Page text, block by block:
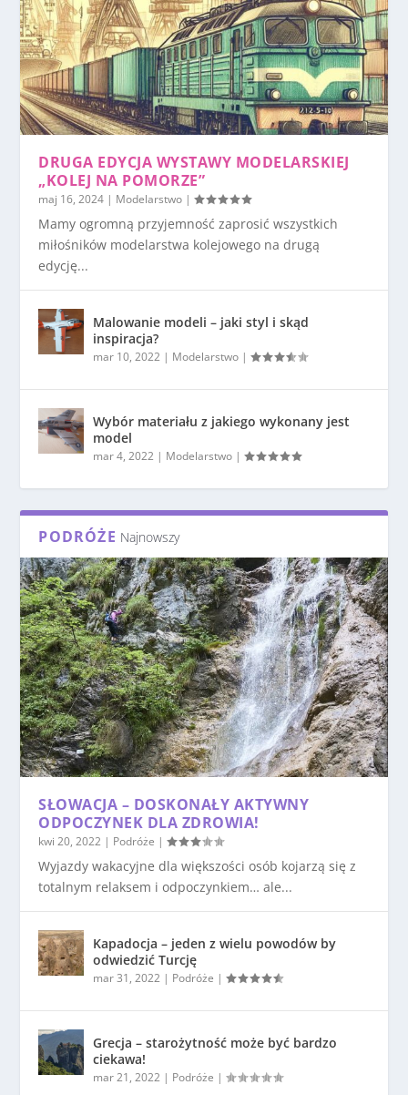
DRUGA EDYCJA WYSTAWY MODELARSKIEJ
„KOLEJ NA POMORZE”
maj 16, 2024 | Modelarstwo |
Mamy ogromną przyjemność zaprosić wszystkich
miłośników modelarstwa kolejowego na drugą
edycję...
Malowanie modeli – jaki styl i skąd
inspiracja?
mar 10, 2022 | Modelarstwo |
Wybór materiału z jakiego wykonany jest
model
mar 4, 2022 | Modelarstwo |
PODRÓŻE Najnowszy
SŁOWACJA – DOSKONAŁY AKTYWNY
ODPOCZYNEK DLA ZDROWIA!
kwi 20, 2022 | Podróże |
Wyjazdy wakacyjne dla większości osób kojarzą się z
totalnym relaksem i odpoczynkiem… ale...
Kapadocja – jeden z wielu powodów by
odwiedzić Turcję
mar 31, 2022 | Podróże |
Grecja – starożytność może być bardzo
ciekawa!
mar 21, 2022 | Podróże |